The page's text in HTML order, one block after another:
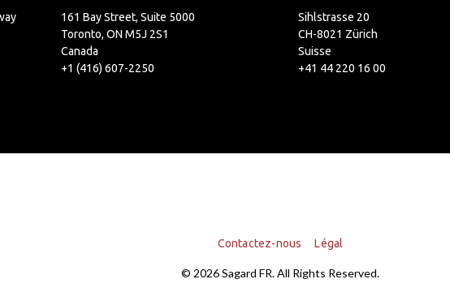
161 Bay Street, Suite 5000
Toronto, ON M5J 2S1
Canada
+1 (416) 607-2250
Sihlstrasse 20
CH-8021 Zürich
Suisse
+41 44 220 16 00
Contactez-nous Légal
© 2026 Sagard FR. All Rights Reserved.